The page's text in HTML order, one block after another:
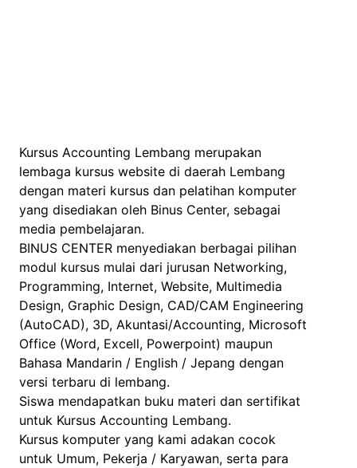
Kursus Accounting Lembang merupakan
lembaga kursus website di daerah Lembang
dengan materi kursus dan pelatihan komputer
yang disediakan oleh Binus Center, sebagai
media pembelajaran.
BINUS CENTER menyediakan berbagai pilihan
modul kursus mulai dari jurusan Networking,
Programming, Internet, Website, Multimedia
Design, Graphic Design, CAD/CAM Engineering
(AutoCAD), 3D, Akuntasi/Accounting, Microsoft
Office (Word, Excell, Powerpoint) maupun
Bahasa Mandarin / English / Jepang dengan
versi terbaru di lembang.
Siswa mendapatkan buku materi dan sertifikat
untuk Kursus Accounting Lembang.
Kursus komputer yang kami adakan cocok
untuk Umum, Pekerja / Karyawan, serta para